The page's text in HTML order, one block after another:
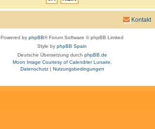
Kontakt
Powered by phpBB® Forum Software © phpBB Limited
Style by phpBB Spain
Deutsche Übersetzung durch phpBB.de
Moon Image Courtesy of Calendrier Lunaire.
Datenschutz| Nutzungsbedingungen